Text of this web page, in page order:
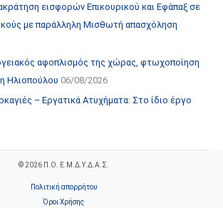
εισφορών Επικουρικού και Εφάπαξ σε
με παράλληλη Μισθωτή απασχόληση
αφοπλισμός της χώρας, φτωχοποίηση
Ηλιοπούλου 06/08/2026
– Εργατικά Ατυχήματα: Στο ίδιο έργο
© 2026 Π.Ο. Ε.Μ.Δ.Υ.Δ.Α.Σ.
Πολιτική απορρήτου
Όροι Χρήσης